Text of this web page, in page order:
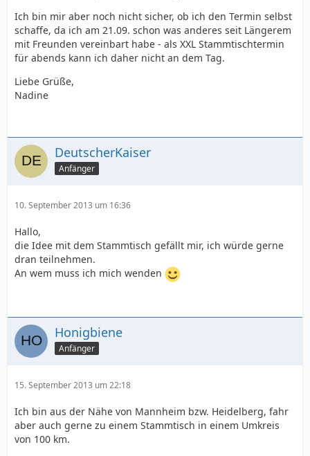
Ich bin mir aber noch nicht sicher, ob ich den Termin selbst
schaffe, da ich am 21.09. schon was anderes seit Längerem
mit Freunden vereinbart habe - als XXL Stammtischtermin
für abends kann ich daher nicht an dem Tag.
Liebe Grüße,
Nadine
DeutscherKaiser
Anfänger
10. September 2013 um 16:36
Hallo,
die Idee mit dem Stammtisch gefällt mir, ich würde gerne
dran teilnehmen.
An wem muss ich mich wenden
Honigbiene
Anfänger
15. September 2013 um 22:18
Ich bin aus der Nähe von Mannheim bzw. Heidelberg, fahr
aber auch gerne zu einem Stammtisch in einem Umkreis
von 100 km.